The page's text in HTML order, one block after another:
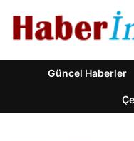
Güncel Haberler